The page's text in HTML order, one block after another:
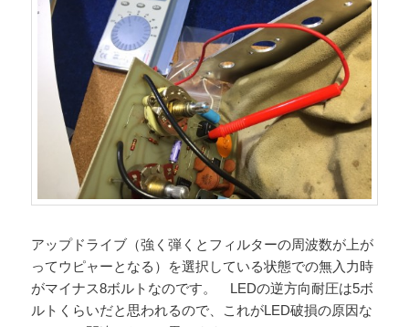
アップドライブ（強く弾くとフィルターの周波数が上が
ってウピャーとなる）を選択している状態での無入力時
がマイナス8ボルトなのです。 LEDの逆方向耐圧は5ボ
ルトくらいだと思われるので、これがLED破損の原因な